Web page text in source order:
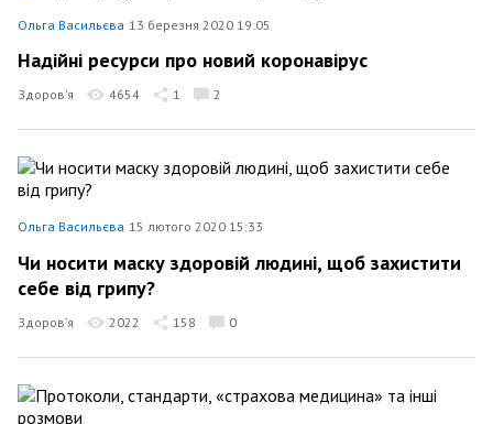
Ольга Васильєва 13 березня 2020 19:05
Надійні ресурси про новий коронавірус
Здоров’я 4654 1 2
Ольга Васильєва 15 лютого 2020 15:33
Чи носити маску здоровій людині, щоб захистити
себе від грипу?
Здоров’я 2022 158 0